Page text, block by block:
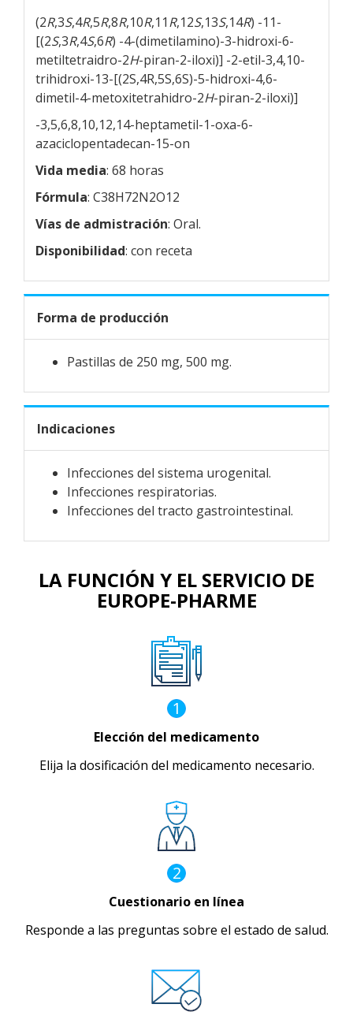
(2R,3S,4R,5R,8R,10R,11R,12S,13S,14R) -11-
[(2S,3R,4S,6R) -4-(dimetilamino)-3-hidroxi-6-
metiltetraidro-2H-piran-2-iloxi)] -2-etil-3,4,10-
trihidroxi-13-[(2S,4R,5S,6S)-5-hidroxi-4,6-
dimetil-4-metoxitetrahidro-2H-piran-2-iloxi)]
-3,5,6,8,10,12,14-heptametil-1-oxa-6-
azaciclopentadecan-15-on
Vida media: 68 horas
Fórmula: C38H72N2O12
Vías de admistración: Oral.
Disponibilidad: con receta
Forma de producción
Pastillas de 250 mg, 500 mg.
Indicaciones
Infecciones del sistema urogenital.
Infecciones respiratorias.
Infecciones del tracto gastrointestinal.
LA FUNCIÓN Y EL SERVICIO DE
EUROPE-PHARME
1
Elección del medicamento
Elija la dosificación del medicamento necesario.
2
Cuestionario en línea
Responde a las preguntas sobre el estado de salud.